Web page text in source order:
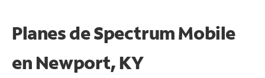
Planes de Spectrum Mobile
en Newport, KY